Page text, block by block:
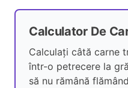
Calculator De
Calculați câtă carne
într-o petrecere la
să nu rămână